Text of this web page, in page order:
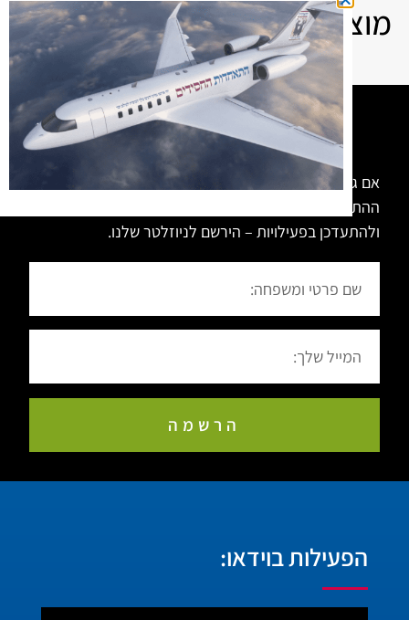
מוצרים מומלצים
רוצה להיות מעודכן?
אם גם אתה רוצה לחיות את השליחות העכשווית, לחזק את
ההתקשרות לרבי, להשקיע במשפחה ובחינוך הילדים
ולהתעדכן בפעילויות – הירשם לניוזלטר שלנו.
הרשמה
הפעילות בוידאו: